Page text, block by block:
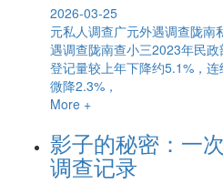
2026-03-25
元私人调查广元外遇调查陇
遇调查陇南查小三2023年民
登记量较上年下降约5.1%，
微降2.3%，
More +
影子的秘密：一
调查记录